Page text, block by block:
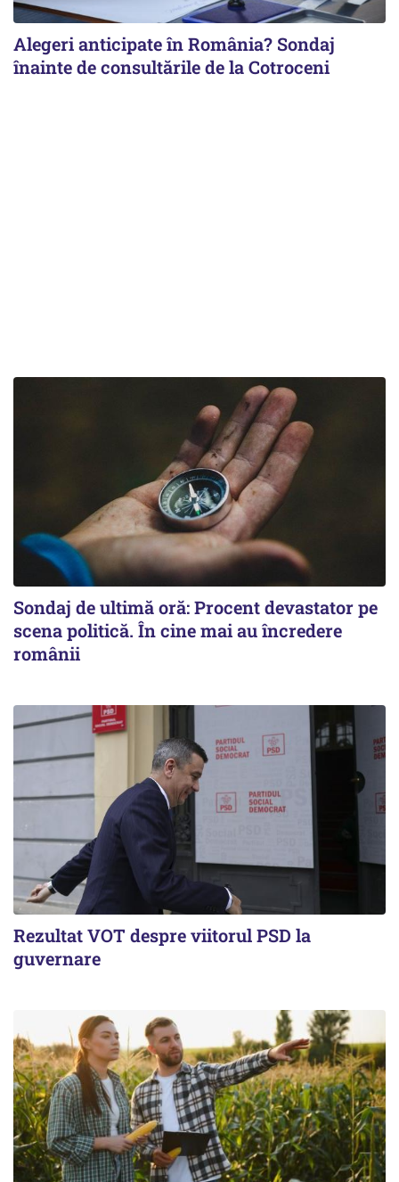
Alegeri anticipate în România? Sondaj
înainte de consultările de la Cotroceni
Sondaj de ultimă oră: Procent devastator pe
scena politică. În cine mai au încredere
românii
Rezultat VOT despre viitorul PSD la
guvernare